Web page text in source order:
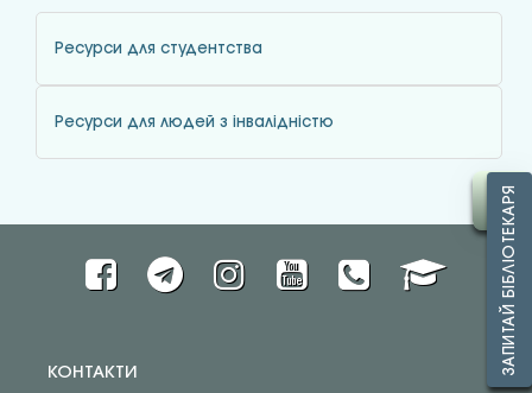
Ресурси для студентства
Ресурси для людей з інвалідністю
КОНТАКТИ ЗАПИТАЙ БІБЛІОТЕКАРЯ